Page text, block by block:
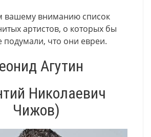
вашему вниманию список
артистов, о которых бы
подумали, что они евреи.
Агутин
Николаевич
Чижов)